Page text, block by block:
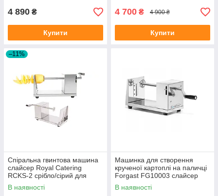
4 890 ₴
Купити
4 700 ₴ 4 900 ₴
Купити
–11%
Спіральна гвинтова машина
слайсер Royal Catering
RCKS-2 срібло/сірий для
приготування скрученої
картоплі
В наявності
Машинка для створення
крученої картоплі на паличці
Forgast FG10003 слайсер
В наявності